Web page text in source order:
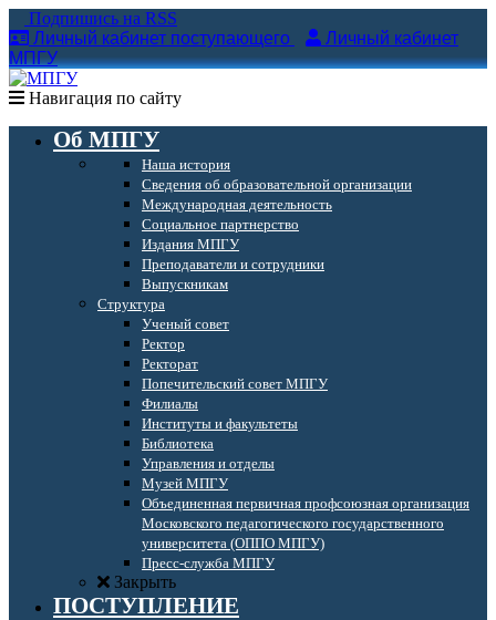
Подпишись на RSS
Личный кабинет поступающего
Личный кабинет
МПГУ
Навигация по сайту
Об МПГУ
Наша история
Сведения об образовательной организации
Международная деятельность
Социальное партнерство
Издания МПГУ
Преподаватели и сотрудники
Выпускникам
Структура
Ученый совет
Ректор
Ректорат
Попечительский совет МПГУ
Филиалы
Институты и факультеты
Библиотека
Управления и отделы
Музей МПГУ
Объединенная первичная профсоюзная организация
Московского педагогического государственного
университета (ОППО МПГУ)
Пресс-служба МПГУ
Закрыть
ПОСТУПЛЕНИЕ